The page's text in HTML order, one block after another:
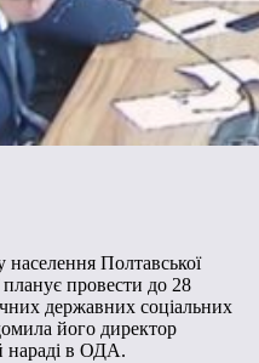
населення Полтавської
планує провести до 28
державних соціальних
його директор
нараді в ОДА.